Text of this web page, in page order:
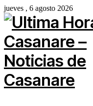
jueves , 6 agosto 2026